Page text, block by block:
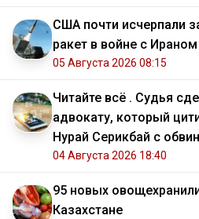
США почти исчерпали
ракет в войне с Ираном
05 Августа 2026 08:15
Читайте всё . Судья
адвокату, который
Нурай Серикбай с
04 Августа 2026 18:40
95 новых
Казахстане